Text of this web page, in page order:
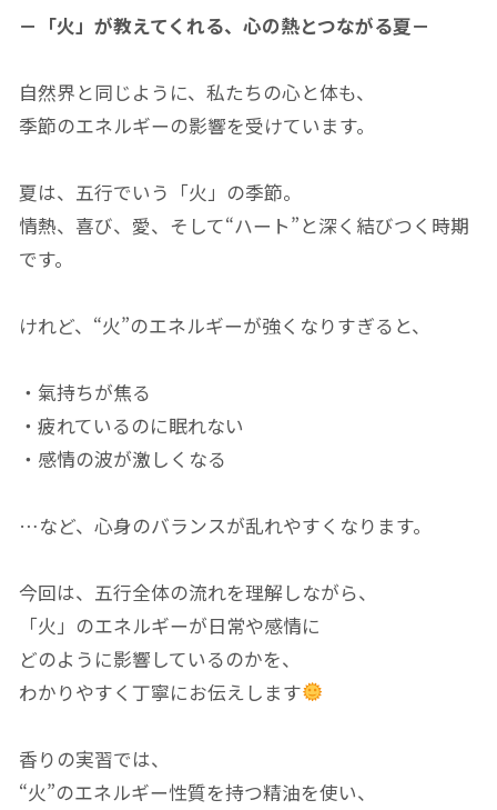
－「火」が教えてくれる、心の熱とつながる夏－
自然界と同じように、私たちの心と体も、
季節のエネルギーの影響を受けています。
夏は、五行でいう「火」の季節。
情熱、喜び、愛、そして“ハート”と深く結びつく時期
です。
けれど、“火”のエネルギーが強くなりすぎると、
・氣持ちが焦る
・疲れているのに眠れない
・感情の波が激しくなる
…など、心身のバランスが乱れやすくなります。
今回は、五行全体の流れを理解しながら、
「火」のエネルギーが日常や感情に
どのように影響しているのかを、
わかりやすく丁寧にお伝えします
香りの実習では、
“火”のエネルギー性質を持つ精油を使い、